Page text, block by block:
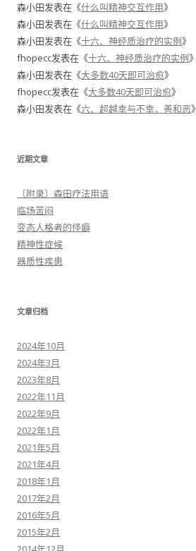
森小田发表在《什么叫精神交互作用》
森小田发表在《什么叫精神交互作用》
森小田发表在《十六、神经质治疗的实例》
fhopecc发表在《十六、神经质治疗的实例》
森小田发表在《大多数40天即可治愈》
fhopecc发表在《大多数40天即可治愈》
森小田发表在《六、超越幸与不幸，善和恶》
近期文章
〔附录〕森田疗法用语
临场苦闷
变态人格者的怪癖
精神性症候
器质性疾患
文章归档
2024年10月
2024年3月
2023年8月
2022年11月
2022年9月
2022年1月
2021年5月
2021年4月
2018年1月
2017年2月
2016年5月
2015年2月